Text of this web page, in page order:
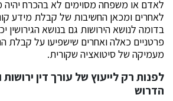
לאדם או משפחה מסוימים לא בהכרח יהיה
לאחרים ומכאן החשיבות של קבלת מידע
בדומה לנושא הירושות גם בנושא הגירושין
פרטניים כאלה ואחרים שישפיעו על קבלת
מעמיקה של סיטואציה שקורית.
לפנות רק לייעוץ של עורך דין
הדרוש